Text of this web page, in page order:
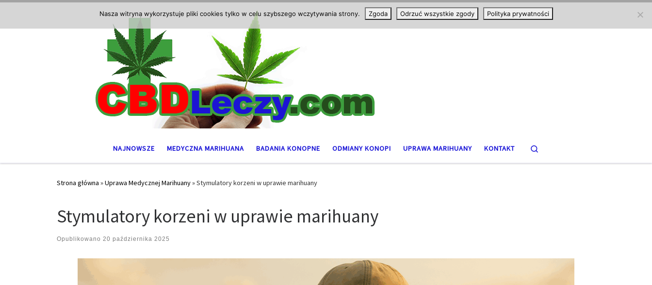
NAJNOWSZE MEDYCZNA MARIHUANA BADANIA KONOPNE ODMIANY KONOPI UPRAWA MARIHUANY KONTAKT
Strona główna »Uprawa Medycznej Marihuany»Stymulatory korzeni w uprawie marihuany
Stymulatory korzeni w uprawie marihuany
Opublikowano 20 października 2025
Nasza witryna wykorzystuje pliki cookies tylko w celu szybszego wczytywania strony. Zgoda Odrzuć wszystkie zgody Polityka prywatności